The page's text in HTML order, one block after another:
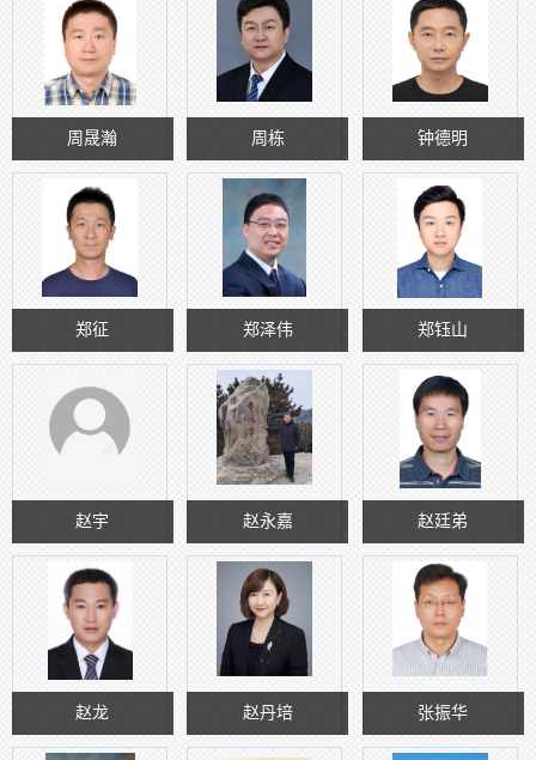
周晟瀚 周栋 钟德明
郑征 郑泽伟 郑钰山
赵宇 赵永嘉 赵廷弟
赵龙 赵丹培 张振华